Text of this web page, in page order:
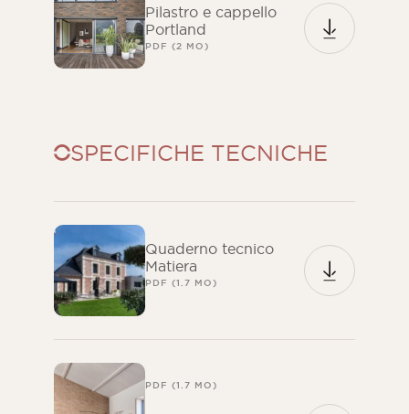
Pilastro e cappello
Portland
PDF (2 MO)
SPECIFICHE TECNICHE
Quaderno tecnico
Matiera
PDF (1.7 MO)
PDF (1.7 MO)